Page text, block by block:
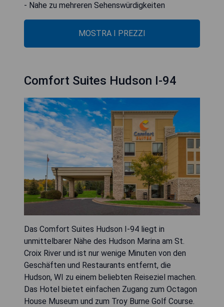
- Nahe zu mehreren Sehenswürdigkeiten
MOSTRA I PREZZI
Comfort Suites Hudson I-94
Das Comfort Suites Hudson I-94 liegt in
unmittelbarer Nähe des Hudson Marina am St.
Croix River und ist nur wenige Minuten von den
Geschäften und Restaurants entfernt, die
Hudson, WI zu einem beliebten Reiseziel machen.
Das Hotel bietet einfachen Zugang zum Octagon
House Museum und zum Troy Burne Golf Course.